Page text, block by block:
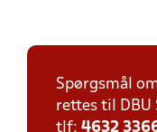
Spørgsmål
rettes til DBU
tlf: 4632